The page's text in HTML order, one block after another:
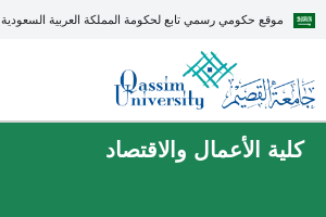
موقع حكومي رسمي تابع لحكومة المملكة العربية السعودية
كلية الأعمال والاقتصاد